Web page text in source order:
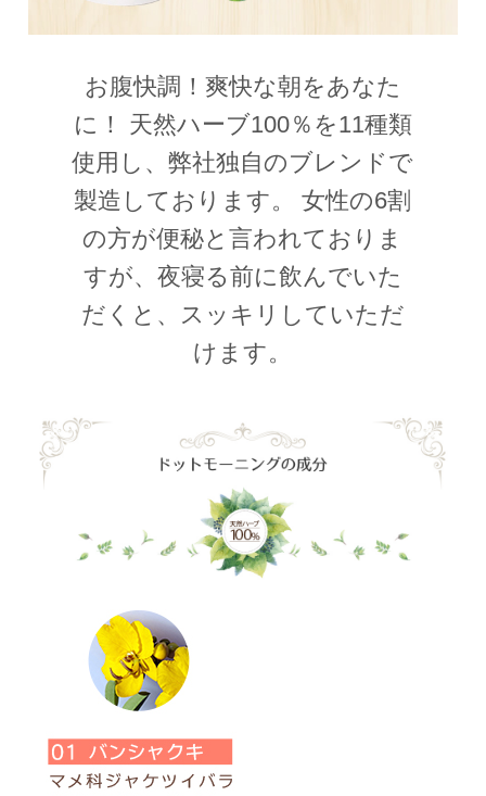
お腹快調！爽快な朝をあなた
に！ 天然ハーブ100％を11種類
使用し、弊社独自のブレンドで
製造しております。 女性の6割
の方が便秘と言われておりま
すが、夜寝る前に飲んでいた
だくと、スッキリしていただ
けます。